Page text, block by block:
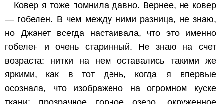
Ковер я тоже помнила давно. Вернее, не ковер
— гобелен. В чем между ними разница, не знаю,
но Джанет всегда настаивала, что это именно
гобелен и очень старинный. Не знаю на счет
возраста: нитки на нем оставались такими же
яркими, как в тот день, когда я впервые
осознала, что изображено на огромном куске